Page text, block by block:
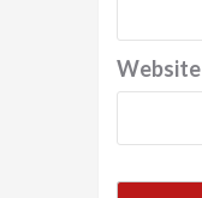
Website